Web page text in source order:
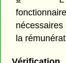
la